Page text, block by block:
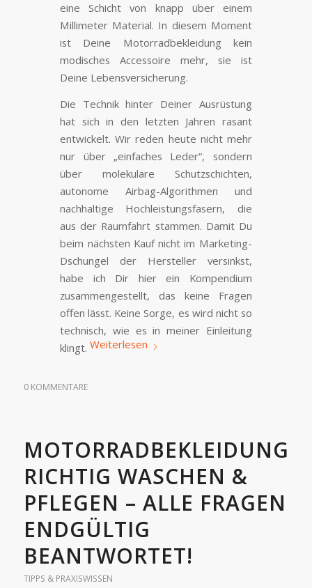
eine Schicht von knapp über einem
Millimeter Material. In diesem Moment
ist Deine Motorradbekleidung kein
modisches Accessoire mehr, sie ist
Deine Lebensversicherung.
Die Technik hinter Deiner Ausrüstung
hat sich in den letzten Jahren rasant
entwickelt. Wir reden heute nicht mehr
nur über „einfaches Leder“, sondern
über molekulare Schutzschichten,
autonome Airbag-Algorithmen und
nachhaltige Hochleistungsfasern, die
aus der Raumfahrt stammen. Damit Du
beim nächsten Kauf nicht im Marketing-
Dschungel der Hersteller versinkst,
habe ich Dir hier ein Kompendium
zusammengestellt, das keine Fragen
offen lässt. Keine Sorge, es wird nicht so
technisch, wie es in meiner Einleitung
klingt.Weiterlesen
0 KOMMENTARE
MOTORRADBEKLEIDUNG
RICHTIG WASCHEN &
PFLEGEN – ALLE FRAGEN
ENDGÜLTIG
BEANTWORTET!
TIPPS & PRAXISWISSEN